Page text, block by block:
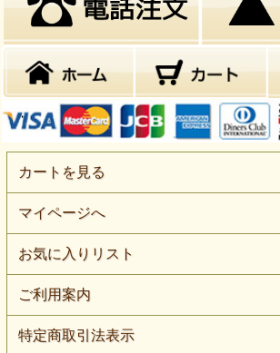
カートを見る
マイページへ
お気に入りリスト
ご利用案内
特定商取引法表示